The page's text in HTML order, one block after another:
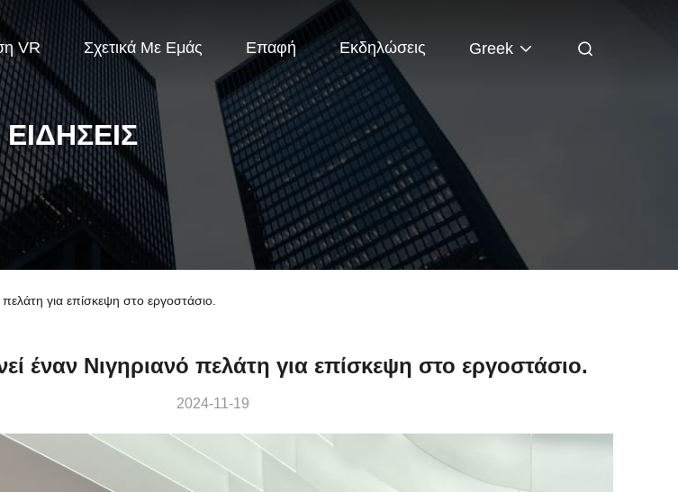
VR Σχετικά Με Εμάς Επαφή Εκδηλώσεις Greek
ΕΙΔΉΣΕΙΣ
για επίσκεψη στο εργοστάσιο.
έναν Νιγηριανό πελάτη για επίσκεψη στο εργοστάσιο.
2024-11-19